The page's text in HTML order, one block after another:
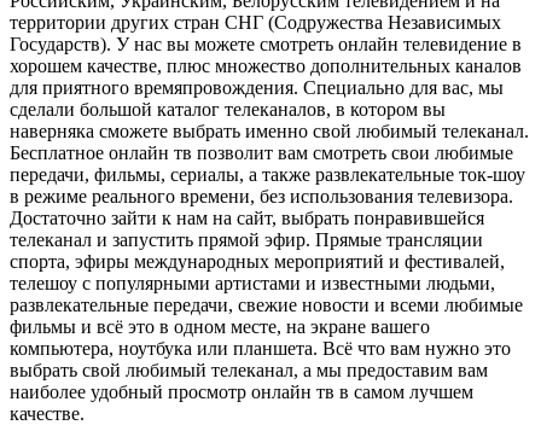
территории других стран СНГ (Содружества Независимых
Государств). У нас вы можете смотреть онлайн телевидение в
хорошем качестве, плюс множество дополнительных каналов
для приятного времяпровождения. Специально для вас, мы
сделали большой каталог телеканалов, в котором вы
наверняка сможете выбрать именно свой любимый телеканал.
Бесплатное онлайн тв позволит вам смотреть свои любимые
передачи, фильмы, сериалы, а также развлекательные ток-шоу
в режиме реального времени, без использования телевизора.
Достаточно зайти к нам на сайт, выбрать понравившейся
телеканал и запустить прямой эфир. Прямые трансляции
спорта, эфиры международных мероприятий и фестивалей,
телешоу с популярными артистами и известными людьми,
развлекательные передачи, свежие новости и всеми любимые
фильмы и всё это в одном месте, на экране вашего
компьютера, ноутбука или планшета. Всё что вам нужно это
выбрать свой любимый телеканал, а мы предоставим вам
наиболее удобный просмотр онлайн тв в самом лучшем
качестве.